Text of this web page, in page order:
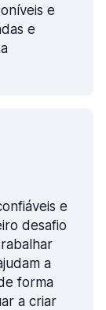
e
e
e
desafio
a
forma
a criar